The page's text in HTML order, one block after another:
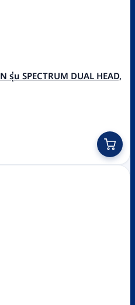
น SPECTRUM DUAL HEAD,